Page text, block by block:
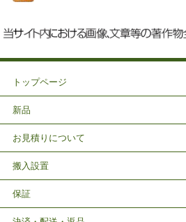
トップページ
新品
お見積りについて
搬入設置
保証